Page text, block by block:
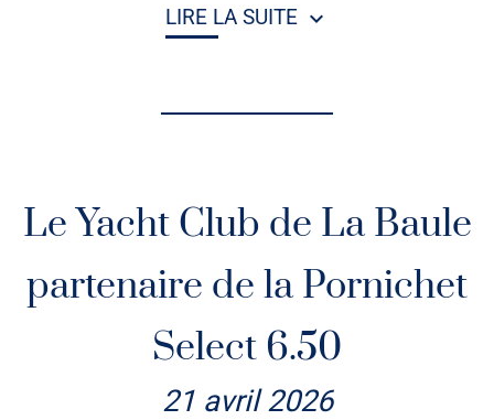
Dessiné par Alain Gallois et lancé en 1985, le Mini JI est le
gîte et de vitesse, et peut atteindre jusqu’à 6 nœuds. Sa
coque est lestée de 8 gueuses totalisant une centaine de
possibilité de changer le foc pour un plus petit en régate,
classe Mini JI ont permis d’adapter le bateau à la plupart
LIRE LA SUITE
Le Yacht Club de La Baule
partenaire de la Pornichet
Select 6.50
21 avril 2026